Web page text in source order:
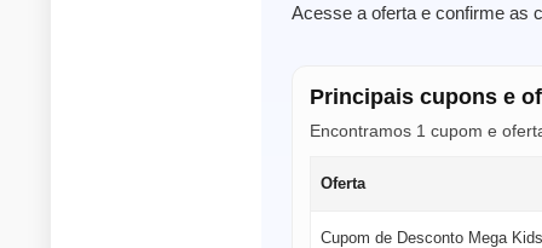
Acesse a oferta e confirme as
Principais cupons e
Encontramos 1 cupom e
Oferta
Cupom de Desconto Mega Kids